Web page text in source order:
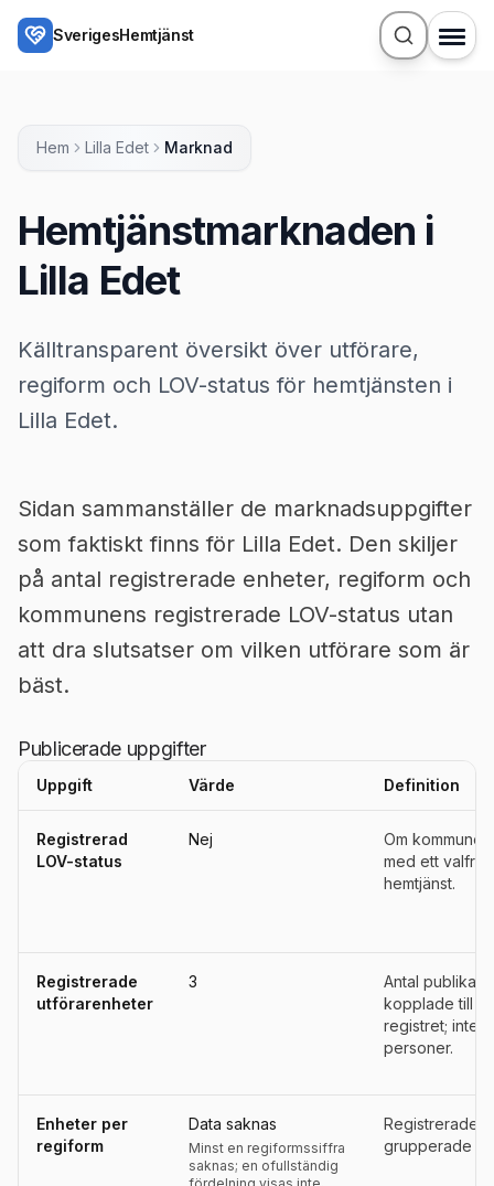
Hoppa till huvudinnehåll
SverigesHemtjänst
Hem Lilla Edet Marknad
Hemtjänstmarknaden i
Lilla Edet
Källtransparent översikt över utförare,
regiform och LOV-status för hemtjänsten i
Lilla Edet.
Sidan sammanställer de marknadsuppgifter
som faktiskt finns för Lilla Edet. Den skiljer
på antal registrerade enheter, regiform och
kommunens registrerade LOV-status utan
att dra slutsatser om vilken utförare som är
bäst.
Publicerade uppgifter
Uppgift Värde Definition
Registrerad
LOV-status
Nej
Om
med ett
hemtjänst.
Registrerade
utförarenheter
3
Antal publika
kopplade till
registret; inte
personer.
Enheter per
regiform
Data saknas
Minst en regiformssiffra
saknas; en ofullständig
Registrerade
grupperade